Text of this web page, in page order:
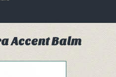
Accent Balm